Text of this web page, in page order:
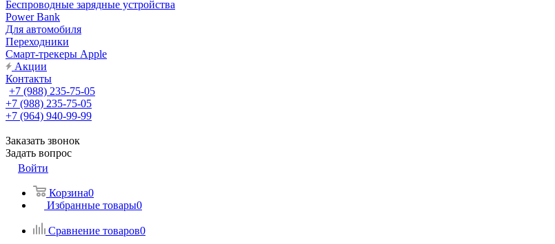
Беспроводные зарядные устройства
Power Bank
Для автомобиля
Переходники
Смарт-трекеры Apple
Акции
Контакты
+7 (988) 235-75-05
+7 (988) 235-75-05
+7 (964) 940-99-99
Заказать звонок
Задать вопрос
Войти
Корзина0
Избранные товары0
Сравнение товаров0